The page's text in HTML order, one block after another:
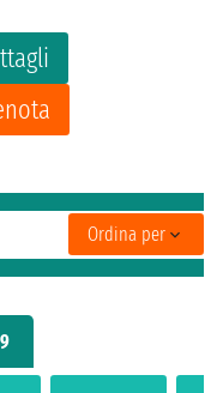
Ordina per